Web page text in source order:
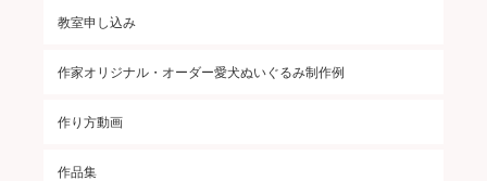
教室申し込み
作家オリジナル・オーダー愛犬ぬいぐるみ制作例
作り方動画
作品集